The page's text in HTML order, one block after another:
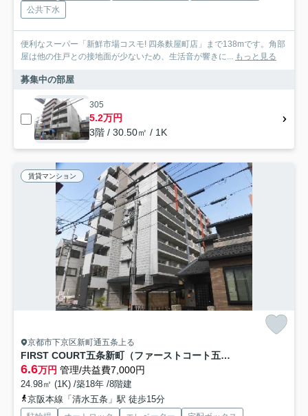
公共下水
便利なスーパー「新鮮市場コスモ! 四条麩屋町店」まで138mです。角部
屋は他の住戸との接地面が少ないため、生活音が響きに... もっと見る
募集中の部屋
305
5.2万円
3階 / 30.50㎡ / 1K
賃貸マンション
京都市下京区新町通五条上る
FIRST COURT五条新町（ファーストコート五条新町）
6.6万円 管理/共益費7,000円
24.98㎡ (1K) /築18年 /8階建
京阪本線「清水五条」駅 徒歩15分